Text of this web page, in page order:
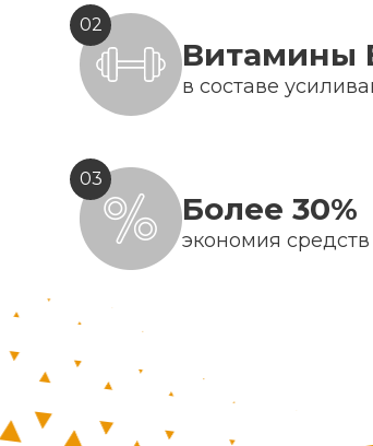
02
Витамины
в составе
03
Более 30%
экономия